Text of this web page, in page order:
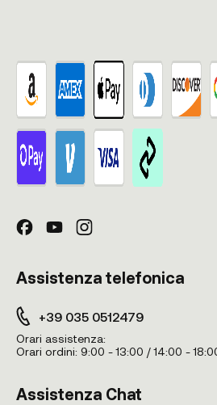
Assistenza telefonica
+39 035 0512479
Orari assistenza:
Orari ordini: 9:00 - 13:00 / 14:00 -
Assistenza Chat